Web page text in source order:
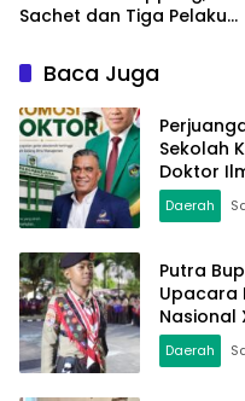
Sachet dan Tiga Pelaku
Baca Juga
Sekolah
Doktor
Daerah
Putra
Upacara
Nasional
Daerah